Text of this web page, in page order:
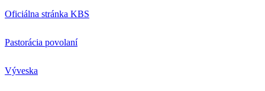
Oficiálna stránka KBS
Pastorácia povolaní
Výveska